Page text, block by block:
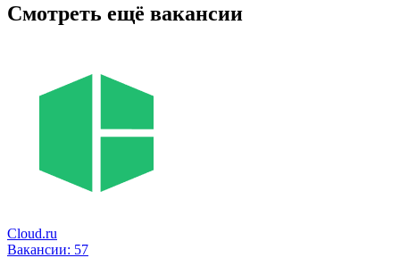
Смотреть ещё вакансии
Cloud.ru
Вакансии: 57